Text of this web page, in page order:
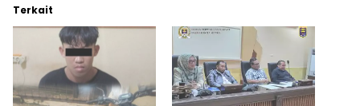
Terkait